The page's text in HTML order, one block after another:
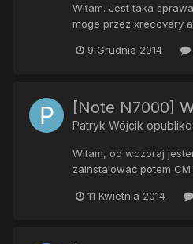
Witam. Jest taka
moge przez xrecovery
9 Grudnia 2014
[Note N7000]
Patryk Wójcik
Witam, od wczoraj
zainstalować potem
11 Kwietnia 2014